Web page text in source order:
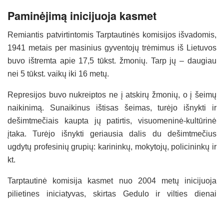
Paminėjimą inicijuoja kasmet
Remiantis patvirtintomis Tarptautinės komisijos išvadomis,
1941 metais per masinius gyventojų trėmimus iš Lietuvos
buvo ištremta apie 17,5 tūkst. žmonių. Tarp jų – daugiau
nei 5 tūkst. vaikų iki 16 metų.
Represijos buvo nukreiptos ne į atskirų žmonių, o į šeimų
naikinimą. Sunaikinus ištisas šeimas, turėjo išnykti ir
dešimtmečiais kaupta jų patirtis, visuomeninė-kultūrinė
įtaka. Turėjo išnykti geriausia dalis du dešimtmečius
ugdytų profesinių grupių: karininkų, mokytojų, policininkų ir
kt.
Tarptautinė komisija kasmet nuo 2004 metų inicijuoja
pilietines iniciatyvas, skirtas Gedulo ir vilties dienai